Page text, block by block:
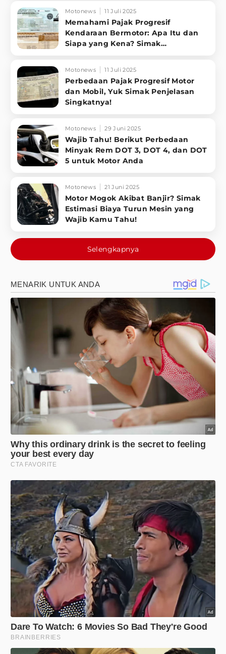
Motonews 11 Juli 2025
Memahami Pajak Progresif
Kendaraan Bermotor: Apa Itu dan
Siapa yang Kena? Simak
Motonews 11 Juli 2025
Perbedaan Pajak Progresif Motor
dan Mobil, Yuk Simak Penjelasan
Singkatnya!
Motonews 29 Juni 2025
Wajib Tahu! Berikut Perbedaan
Minyak Rem DOT 3, DOT 4, dan DOT
5 untuk Motor Anda
Motonews 21 Juni 2025
Motor Mogok Akibat Banjir? Simak
Estimasi Biaya Turun Mesin yang
Wajib Kamu Tahu!
Selengkapnya